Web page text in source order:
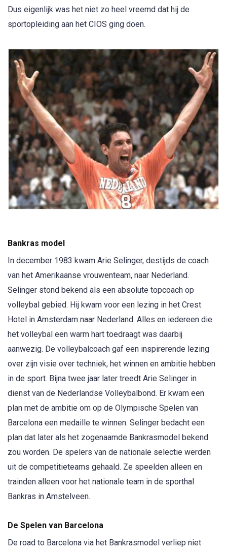
Dus eigenlijk was het niet zo heel vreemd dat hij de
sportopleiding aan het CIOS ging doen.
Bankras model
In december 1983 kwam Arie Selinger, destijds de coach
van het Amerikaanse vrouwenteam, naar Nederland.
Selinger stond bekend als een absolute topcoach op
volleybal gebied. Hij kwam voor een lezing in het Crest
Hotel in Amsterdam naar Nederland. Alles en iedereen die
het volleybal een warm hart toedraagt was daarbij
aanwezig. De volleybalcoach gaf een inspirerende lezing
over zijn visie over techniek, het winnen en ambitie hebben
in de sport. Bijna twee jaar later treedt Arie Selinger in
dienst van de Nederlandse Volleybalbond. Er kwam een
plan met de ambitie om op de Olympische Spelen van
Barcelona een medaille te winnen. Selinger bedacht een
plan dat later als het zogenaamde Bankrasmodel bekend
zou worden. De spelers van de nationale selectie werden
uit de competitieteams gehaald. Ze speelden alleen en
trainden alleen voor het nationale team in de sporthal
Bankras in Amstelveen.
De Spelen van Barcelona
De road to Barcelona via het Bankrasmodel verliep niet